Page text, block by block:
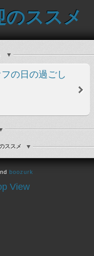
ススメ
の日の過ごし
ススメ
boozurk
View